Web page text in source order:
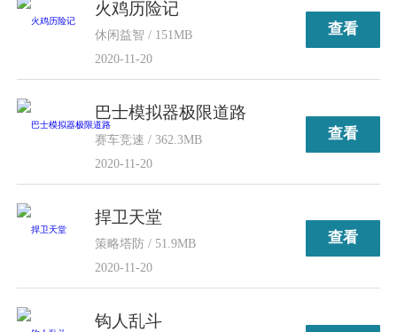
火鸡历险记
休闲益智 / 151MB
2020-11-20
查看
巴士模拟器极限道路
赛车竞速 / 362.3MB
2020-11-20
查看
捍卫天堂
策略塔防 / 51.9MB
2020-11-20
查看
钩人乱斗